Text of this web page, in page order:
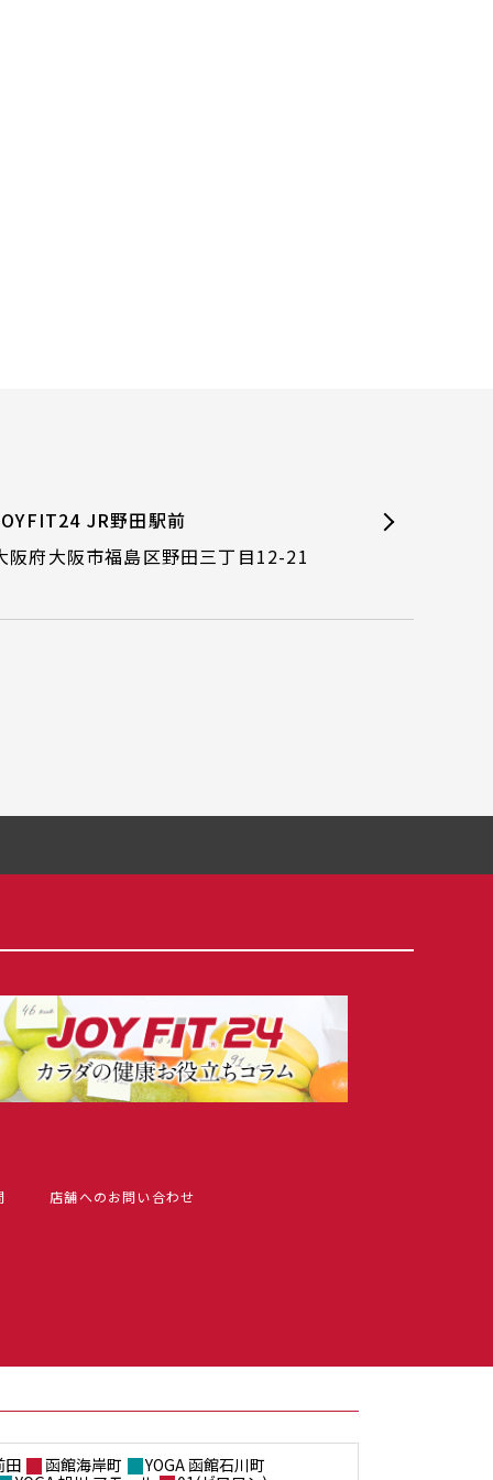
JR野田駅前
阪府大阪市福島区野田三丁目12-21
店舗へのお問い合わせ
田 函館海岸町
YOGA 函館石川町